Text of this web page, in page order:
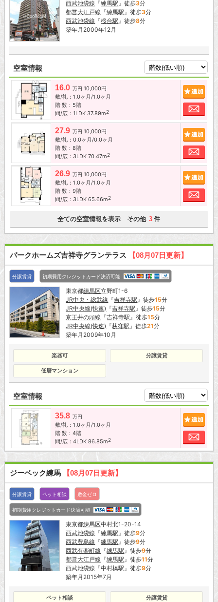
西武池袋線 『練馬駅』徒歩3分
都営大江戸線 『練馬駅』徒歩3分
西武池袋線 『桜台駅』徒歩8分
築年月2000年12月
空室情報
16.0 万円 10,000円
敷/礼：1.0ヶ月/1.0ヶ月
階 数：5階
間/広：1LDK 37.89m2
お
27.9 万円 10,000円
敷/礼：0.0ヶ月/0.0ヶ月
階 数：8階
間/広：3LDK 70.47m2
お
26.9 万円 10,000円
敷/礼：1.0ヶ月/1.0ヶ月
階 数：9階
間/広：3LDK 65.66m2
お
全ての空室情報を表示 その他 3 件
パークホームズ吉祥寺グランテラス 【08月07日更新】
分譲賃貸 初期費用クレジットカード決済可能
東京都練馬区立野町1-6
JR中央・総武線 『吉祥寺駅』徒歩15分
JR中央線(快速) 『吉祥寺駅』徒歩15分
京王井の頭線 『吉祥寺駅』徒歩15分
JR中央線(快速) 『荻窪駅』徒歩21分
築年月2009年10月
楽器可 分譲賃貸
低層マンション
空室情報
35.8 万円
敷/礼：1.0ヶ月/1.0ヶ月
階 数：4階
間/広：4LDK 86.85m2
お
ジーベック練馬 【08月07日更新】
分譲賃貸 ペット相談 敷金ゼロ
初期費用クレジットカード決済可能
東京都練馬区中村北1-20-14
西武池袋線 『練馬駅』徒歩9分
西武豊島線 『練馬駅』徒歩9分
西武有楽町線 『練馬駅』徒歩9分
都営大江戸線 『練馬駅』徒歩11分
西武池袋線 『中村橋駅』徒歩9分
築年月2015年7月
ペット相談 分譲賃貸